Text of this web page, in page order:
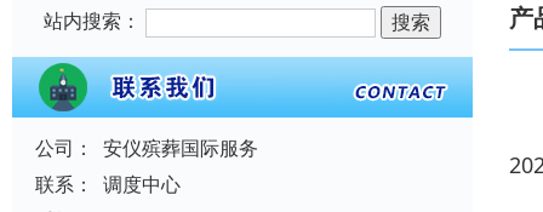
站内搜索：
公司：
安仪殡葬国际服务
联系：
调度中心
产